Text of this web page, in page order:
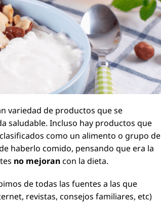
variedad de productos que se
saludable. Incluso hay productos que
como un alimento o grupo de
haberlo comido, pensando que era la
no mejorancon la dieta.
de todas las fuentes a las que
revistas, consejos familiares, etc)